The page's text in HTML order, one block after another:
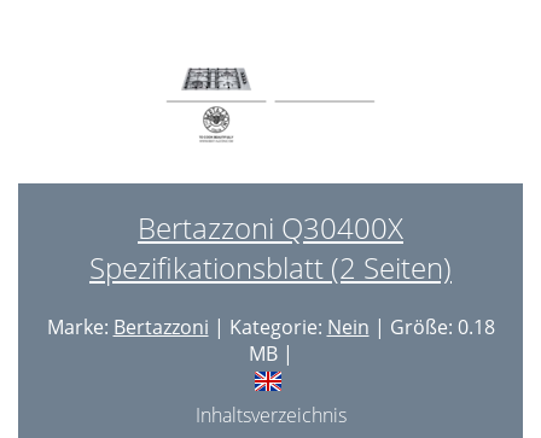
Bertazzoni Q30400X
Spezifikationsblatt (2 Seiten)
Marke: Bertazzoni | Kategorie: Nein | Größe: 0.18
MB |
Inhaltsverzeichnis